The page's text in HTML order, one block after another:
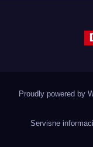
Proudly powered by
Servisne